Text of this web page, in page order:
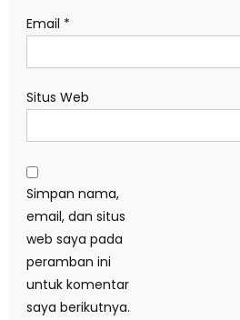
Email *
Situs Web
Simpan nama,
email, dan situs
web saya pada
peramban ini
untuk komentar
saya berikutnya.